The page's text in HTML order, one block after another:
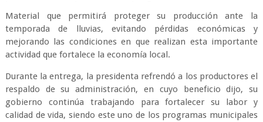
Material que permitirá proteger su producción ante la
temporada de lluvias, evitando pérdidas económicas y
mejorando las condiciones en que realizan esta importante
actividad que fortalece la economía local.
Durante la entrega, la presidenta refrendó a los productores el
respaldo de su administración, en cuyo beneficio dijo, su
gobierno continúa trabajando para fortalecer su labor y
calidad de vida, siendo este uno de los programas municipales